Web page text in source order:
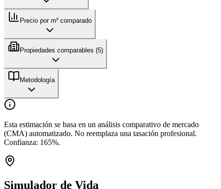
Precio por m² comparado
Propiedades comparables (5)
Metodología
Esta estimación se basa en un análisis comparativo de mercado
(CMA) automatizado. No reemplaza una tasación profesional.
Confianza: 165%.
Simulador de Vida